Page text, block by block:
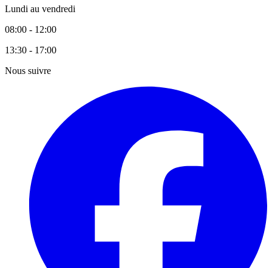
Lundi au vendredi
08:00 - 12:00
13:30 - 17:00
Nous suivre